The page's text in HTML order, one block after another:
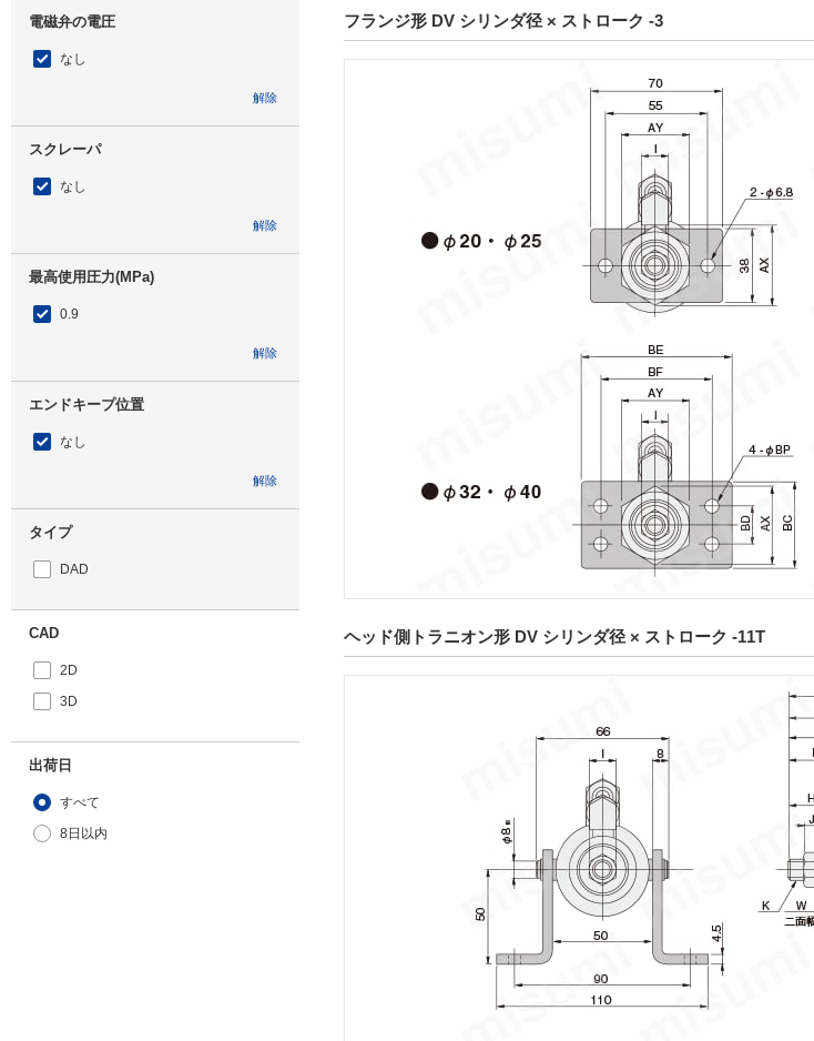
電磁弁の電圧
なし
解除
スクレーパ
なし
解除
最高使用圧力(MPa)
0.9
解除
エンドキープ位置
なし
解除
タイプ
DAD
CAD
2D
3D
出荷日
すべて
8日以内
フランジ形 DV シリンダ径 × ストローク -3
ヘッド側トラニオン形 DV シリンダ径 × ストローク -11T